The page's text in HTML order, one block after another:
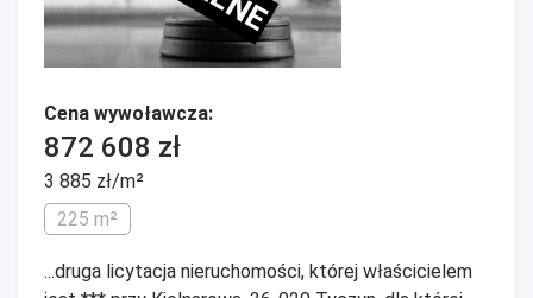
Cena wywoławcza:
872 608 zł
3 885 zł/m²
225 m²
...druga licytacja nieruchomości, której właścicielem